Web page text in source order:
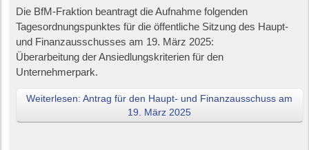
Die BfM-Fraktion beantragt die Aufnahme folgenden
Tagesordnungspunktes für die öffentliche Sitzung des Haupt-
und Finanzausschusses am 19. März 2025:
Überarbeitung der Ansiedlungskriterien für den
Unternehmerpark.
Weiterlesen: Antrag für den Haupt- und Finanzausschuss am
19. März 2025